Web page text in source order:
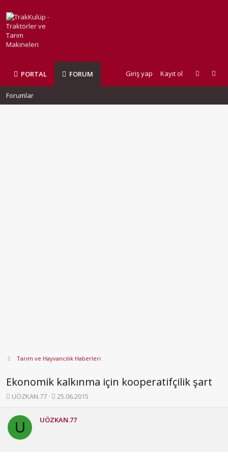
PORTAL FORUM Giriş yap Kayıt ol
Forumlar
Tarım ve Hayvancılık Haberleri
Ekonomik kalkınma için kooperatifçilik şart
K
n
y
u
UÖZKAN.77
B
l
g
25.06.2015
U UÖZKAN.77